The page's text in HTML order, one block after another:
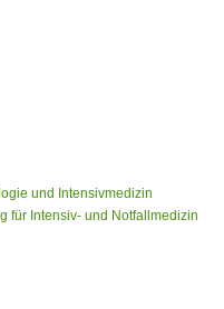
und Intensivmedizin
für Intensiv- und Notfallmedizin